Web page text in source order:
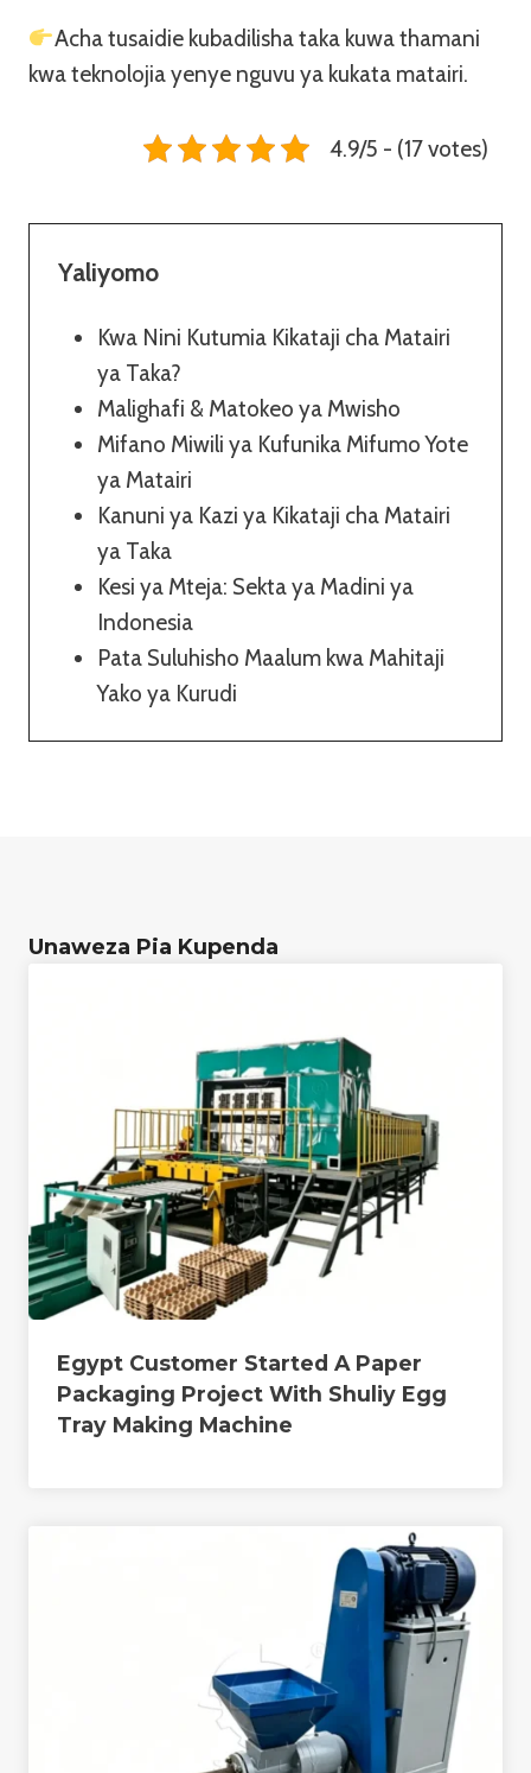
Acha tusaidie kubadilisha taka kuwa thamani
kwa teknolojia yenye nguvu ya kukata matairi.
4.9/5 - (17 votes)
Yaliyomo
Kwa Nini Kutumia Kikataji cha Matairi
ya Taka?
Malighafi & Matokeo ya Mwisho
Mifano Miwili ya Kufunika Mifumo Yote
ya Matairi
Kanuni ya Kazi ya Kikataji cha Matairi
ya Taka
Kesi ya Mteja: Sekta ya Madini ya
Indonesia
Pata Suluhisho Maalum kwa Mahitaji
Yako ya Kurudi
Unaweza Pia Kupenda
Egypt Customer Started A Paper
Packaging Project With Shuliy Egg
Tray Making Machine